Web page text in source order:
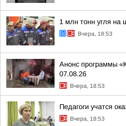
1 млн тонн угля на
Вчера, 18:53
Анонс программы
07.08.26
Вчера, 18:53
Педагоги учатся
Вчера, 18:53